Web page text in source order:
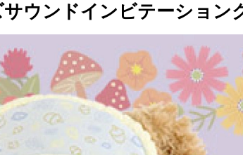
ウンドインビテーション